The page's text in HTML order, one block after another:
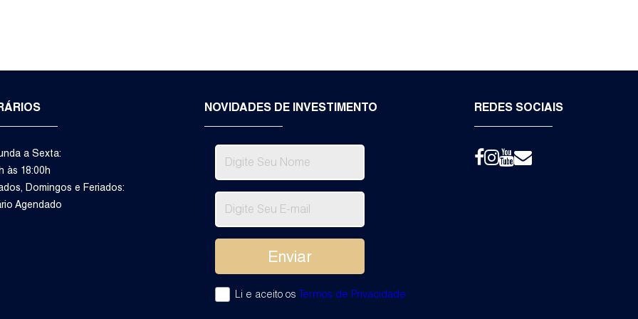
a Sexta:
às 18:00h
Domingos e Feriados:
Agendado
NOVIDADES DE INVESTIMENTO
Li e aceito os Termos de Privacidade
REDES SOCIAIS